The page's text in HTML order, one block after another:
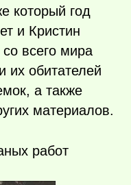
который год
и Кристин
всего мира
их обитателей
а также
материалов.
работ